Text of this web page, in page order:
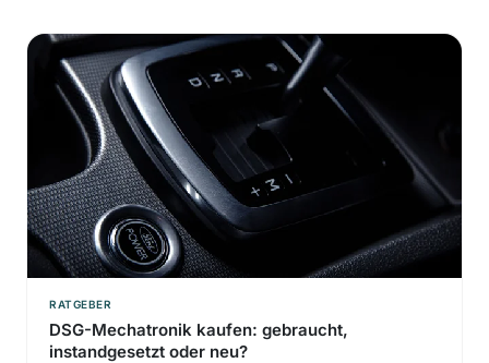
RATGEBER
DSG-Mechatronik kaufen: gebraucht,
instandgesetzt oder neu?